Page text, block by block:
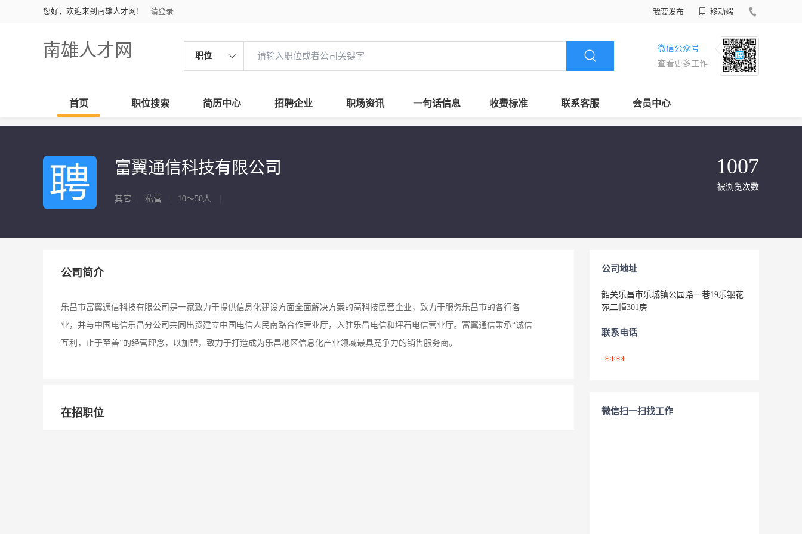
您好，欢迎来到南雄人才网！ 请登录 我要发布 移动端
南雄人才网 职位
微信公众号
查看更多工作
首页 职位搜索 简历中心 招聘企业 职场资讯 一句话信息 收费标准 联系客服 会员中心
富翼通信科技有限公司
其它 私营 10～50人
1007
被浏览次数
公司简介
乐昌市富翼通信科技有限公司是一家致力于提供信息化建设方面全面解决方案的高科技民营企业，致力于服务乐昌市的各行各
业，并与中国电信乐昌分公司共同出资建立中国电信人民南路合作营业厅，入驻乐昌电信和坪石电信营业厅。富翼通信秉承“诚信
互利，止于至善”的经营理念，以加盟，致力于打造成为乐昌地区信息化产业领域最具竞争力的销售服务商。
在招职位
公司地址
韶关乐昌市乐城镇公园路一巷19乐银花
苑二幢301房
联系电话
****
微信扫一扫找工作